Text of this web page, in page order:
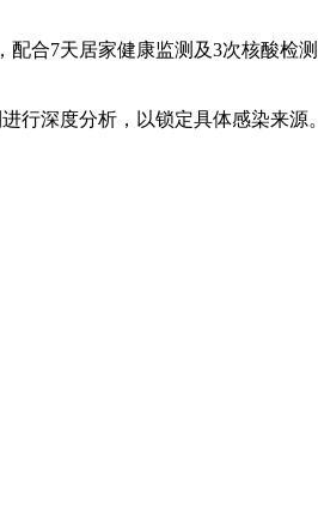
合7天居家健康监测及3次核酸检
行深度分析，以锁定具体感染来源。